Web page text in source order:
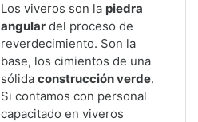
Los viveros son la piedra
angular del proceso de
reverdecimiento. Son la
base, los cimientos de una
sólida construcción verde.
Si contamos con personal
capacitado en viveros